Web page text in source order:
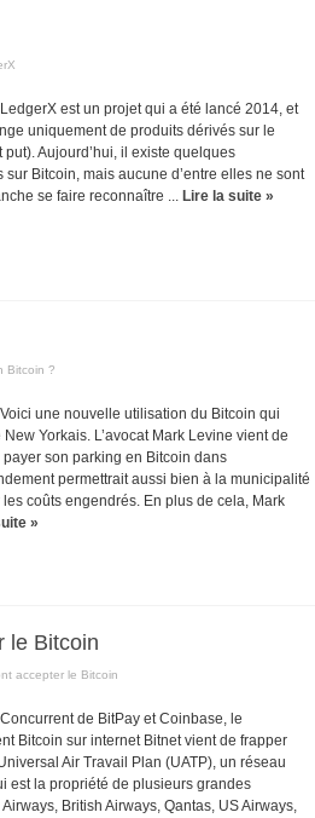
est un projet qui a été lancé 2014, et
uniquement de produits dérivés sur le
Aujourd’hui, il existe quelques
Bitcoin, mais aucune d’entre elles ne sont
se faire reconnaître ... Lire la suite »
Bitcoin ?
une nouvelle utilisation du Bitcoin qui
Yorkais. L’avocat Mark Levine vient de
son parking en Bitcoin dans
permettrait aussi bien à la municipalité
coûts engendrés. En plus de cela, Mark
»
le Bitcoin
accepter le Bitcoin
de BitPay et Coinbase, le
Bitcoin sur internet Bitnet vient de frapper
Air Travail Plan (UATP), un réseau
est la propriété de plusieurs grandes
British Airways, Qantas, US Airways,